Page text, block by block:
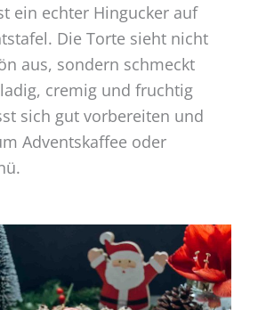
ein echter Hingucker auf
Die Torte sieht nicht
aus, sondern schmeckt
cremig und fruchtig
sich gut vorbereiten und
Adventskaffee oder